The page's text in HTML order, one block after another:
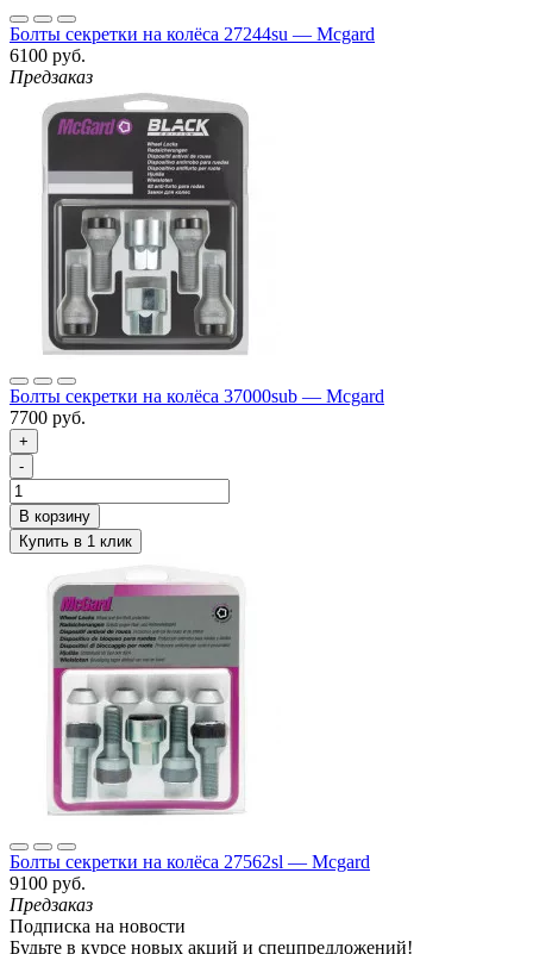
Болты секретки на колёса 27244su — Mcgard
6100 руб.
Предзаказ
Болты секретки на колёса 37000sub — Mcgard
7700 руб.
+
-
Болты секретки на колёса 27562sl — Mcgard
9100 руб.
Предзаказ
Подписка на новости
Будьте в курсе новых акций и спецпредложений!